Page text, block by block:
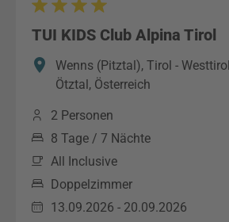
TUI KIDS Club Alpina Tirol
Wenns (Pitztal), Tirol -
Ötztal, Österreich
2 Personen
8 Tage / 7 Nächte
All Inclusive
Doppelzimmer
13.09.2026 - 20.09.2026